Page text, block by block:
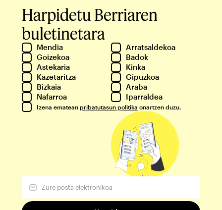
Harpidetu Berriaren
buletinetara
Mendia
Arratsaldekoa
Goizekoa
Badok
Astekaria
Kinka
Kazetaritza
Gipuzkoa
Bizkaia
Araba
Nafarroa
Iparraldea
Izena ematean pribatutasun politika onartzen duzu.